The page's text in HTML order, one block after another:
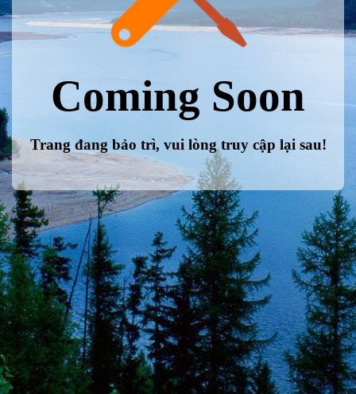
Coming Soon
Trang đang bảo trì, vui lòng truy cập lại sau!